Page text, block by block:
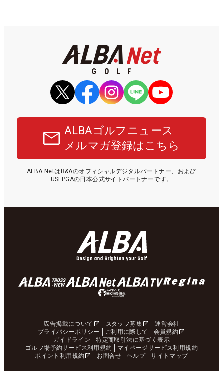
ALBAゴルフニュース
メルマガ登録はこちら
ALBA NetはR&Aのオフィシャルデジタルパートナー、および
USLPGAの日本公式サイトパートナーです。
広告掲載について スタッフ募集
運営会社
プライバシーポリシー
ご利用に際して
会員規約
ガイドライン
特定商取引法に基づく表示
ゴルフ場予約サービス利用規約
マイページサービス利用規約
ポイント利用規約
お問合せ ヘルプ サイトマップ